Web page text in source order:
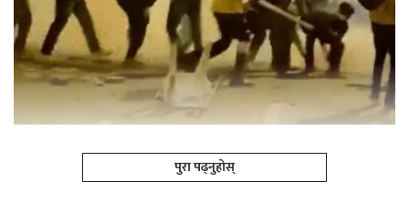
पुरा पढ्नुहोस्